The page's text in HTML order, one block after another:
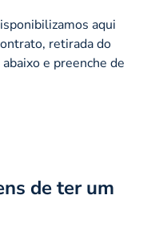
aqui
retirada do
e preenche de
de ter um